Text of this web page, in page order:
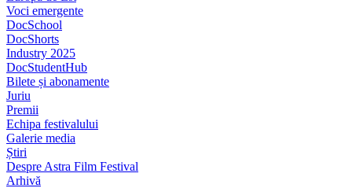
Voci emergente
DocSchool
DocShorts
Industry 2025
DocStudentHub
Bilete și abonamente
Juriu
Premii
Echipa festivalului
Galerie media
Știri
Despre Astra Film Festival
Arhivă